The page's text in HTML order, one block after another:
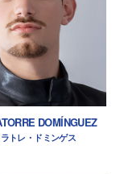
DOMÍNGUEZ
トレ・ドミンゲス